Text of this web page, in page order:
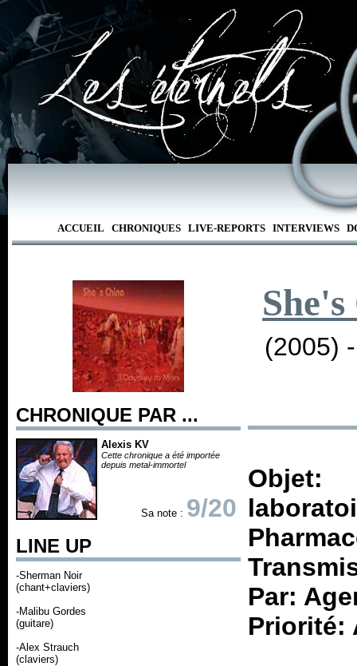
ACCUEIL CHRONIQUES LIVE-REPORTS INTERVIEWS
CHRONIQUE PAR ...
Alexis KV
Cette chronique a été importée
depuis metal-immortel
Sa note : 9/20
LINE UP
-Sherman Noir
(chant+claviers)
-Malibu Gordes
(guitare)
-Alex Strauch
(claviers)
(2005)
Objet:
Par:
Priorité: